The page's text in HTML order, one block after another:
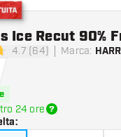
valutazione
4.7 (64) Marca:
Ice Recut 90%
24 ore
: